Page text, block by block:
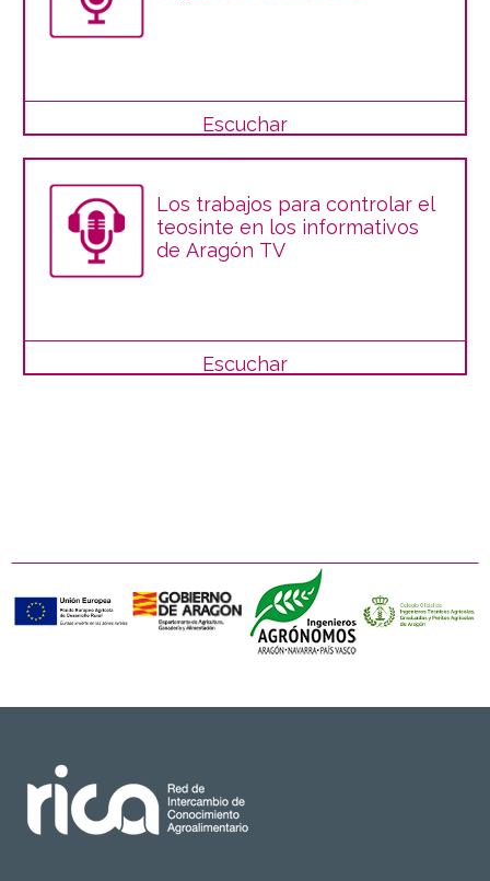
Escuchar
Los trabajos para controlar el
teosinte en los informativos
de Aragón TV
Escuchar